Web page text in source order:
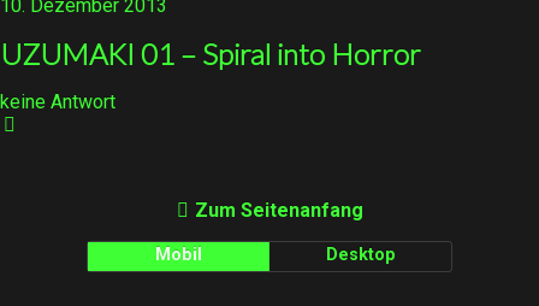
10. Dezember 2013
UZUMAKI 01 – Spiral into Horror
keine Antwort
Zum Seitenanfang
Mobil Desktop